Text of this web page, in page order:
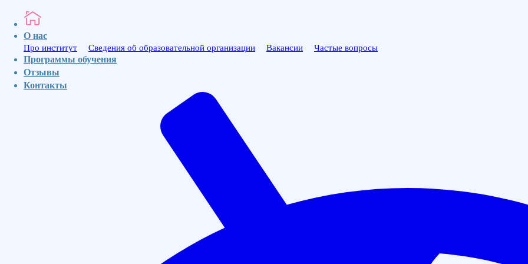
О нас
Про институт Сведения об образовательной организации Вакансии Частые вопросы
Программы обучения
Отзывы
Контакты
МедИнвест
Ваше имя
Ваш номер телефона для связи
Отправить